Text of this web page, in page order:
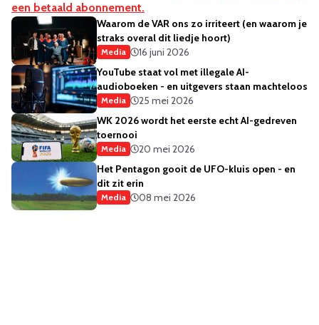
een betaald abonnement.
Waarom de VAR ons zo irriteert (en waarom je
straks overal dit liedje hoort)
Media
16 juni 2026
YouTube staat vol met illegale AI-
audioboeken - en uitgevers staan machteloos
Media
25 mei 2026
WK 2026 wordt het eerste echt AI-gedreven
toernooi
Media
20 mei 2026
Het Pentagon gooit de UFO-kluis open - en
dit zit erin
Media 08 mei 2026